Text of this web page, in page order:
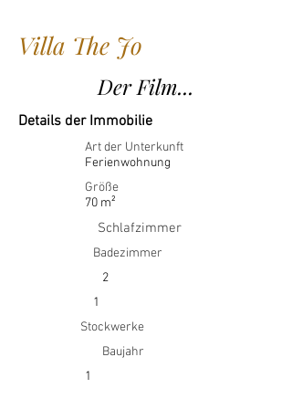
Villa The Jo
Der Film...
Details der Immobilie
Art der Unterkunft
Ferienwohnung
Größe
70 m²
Schlafzimmer
Badezimmer
2
1
Stockwerke
Baujahr
1